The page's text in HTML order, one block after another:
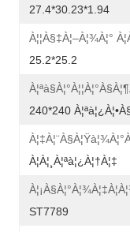
27.4*30.23*1.94
À¦¦à§‡à¦–À¦¾à¦°
25.2*25.2
240*240
À¦à¦¸à¦ªà¦¿à¦†à¦‡
ST7789